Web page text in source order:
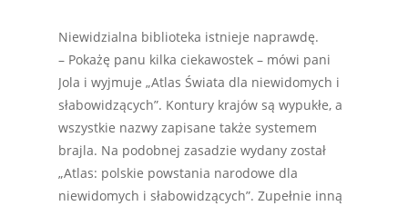
Niewidzialna biblioteka istnieje naprawdę.
– Pokażę panu kilka ciekawostek – mówi pani
Jola i wyjmuje „Atlas Świata dla niewidomych i
słabowidzących”. Kontury krajów są wypukłe, a
wszystkie nazwy zapisane także systemem
brajla. Na podobnej zasadzie wydany został
„Atlas: polskie powstania narodowe dla
niewidomych i słabowidzących”. Zupełnie inną